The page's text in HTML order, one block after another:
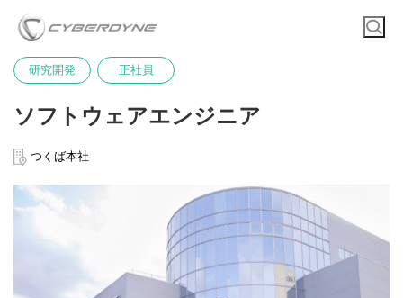
研究開発 正社員
ソフトウェアエンジニア
つくば本社